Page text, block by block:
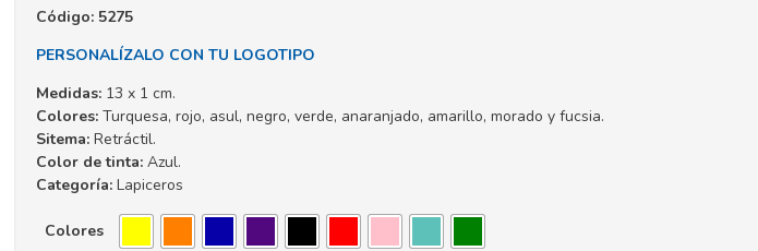
Código: 5275
PERSONALÍZALO CON TU LOGOTIPO
Medidas: 13 x 1 cm.
Colores: Turquesa, rojo, asul, negro, verde, anaranjado, amarillo, morado y fucsia.
Sitema: Retráctil.
Color de tinta: Azul.
Categoría: Lapiceros
Colores